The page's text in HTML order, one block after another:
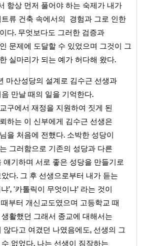
항상 먼저 풀어야 하는 숙제가 내가
류 건축 속에서의 경험과 그로 인한
다. 무엇보다도 그러한 검증과
문제에 도달할 수 있었으며 그것이 그
실마리가 되는 예가 허다해 왔다.
마산성당의 설계로 김수근 선생과
만날 때의 일을 기억한다.
구에서 재정을 지원하여 짓게 된
하는 이 신부에게 김수근 선생은
을 처음에 전했다. 소박한 성당이
그러함으로 기존의 성당과 다른
얘기하며 서로 좋은 성당을 만들기로
다. 그 후 선생으로부터 내가 듣는
’, ‘카톨릭이 무엇이냐’ 라는 것이
부터 개신교도였으며 고등학교 때
활했던 그래서 종교에 대해서는
않다고 여겼던 나였음에도, 선생의 그
없었다. 나는 선생이 짐작하는